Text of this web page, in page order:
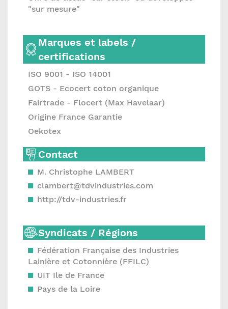
"sur mesure"
Marques et labels /
certifications
ISO 9001 - ISO 14001
GOTS - Ecocert coton organique
Fairtrade - Flocert (Max Havelaar)
Origine France Garantie
Oekotex
Contact
M. Christophe LAMBERT
clambert@tdvindustries.com
http://tdv-industries.fr
Syndicats / Régions
Fédération Française des Industries
Lainière et Cotonnière (FFILC)
UIT Ile de France
Pays de la Loire